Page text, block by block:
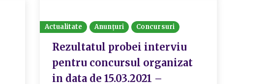
Actualitate Anunțuri Concursuri
Rezultatul probei interviu
pentru concursul organizat
in data de 15.03.2021 –